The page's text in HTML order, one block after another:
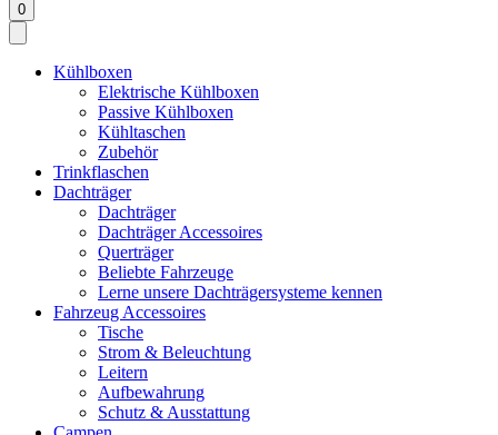
0
Kühlboxen
Elektrische Kühlboxen
Passive Kühlboxen
Kühltaschen
Zubehör
Trinkflaschen
Dachträger
Dachträger
Dachträger Accessoires
Querträger
Beliebte Fahrzeuge
Lerne unsere Dachträgersysteme kennen
Fahrzeug Accessoires
Tische
Strom & Beleuchtung
Leitern
Aufbewahrung
Schutz & Ausstattung